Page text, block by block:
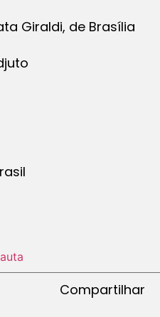
Giraldi, de Brasília
Compartilhar